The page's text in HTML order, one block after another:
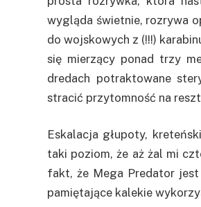
wygląda świetnie, rozrywa
do wojskowych z (!!!)
się mierzący ponad trzy
dredach potraktowane
stracić przytomność na
Eskalacja głupoty,
taki poziom, że aż żal mi
fakt, że Mega Predator
pamiętające kalekie